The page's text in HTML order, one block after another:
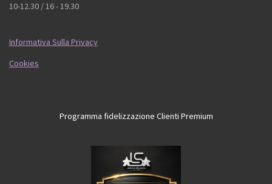
10-12.30 / 16 - 19.30
Informativa Sulla Privacy
Cookies
Programma fidelizzazione Clienti Premium